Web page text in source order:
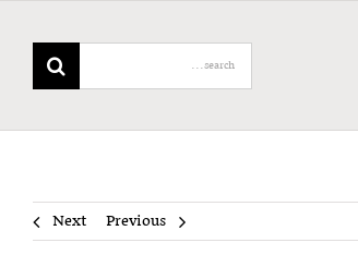
Search
for:
Previous
Next